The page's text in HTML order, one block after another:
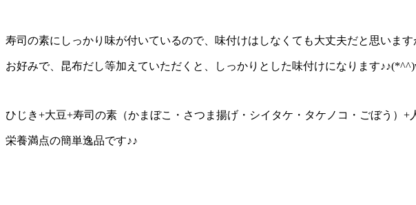
寿司の素にしっかり味が付いているので、味付けはしなくても大丈夫だと思います
お好みで、昆布だし等加えていただくと、しっかりとした味付けになります
ひじき+大豆+寿司の素（かまぼこ・さつま揚げ・シイタケ・タケノコ・ごぼう）
栄養満点の簡単逸品です♪♪